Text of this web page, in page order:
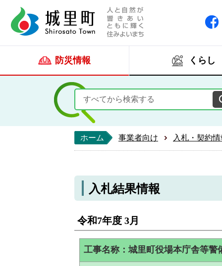
防災情報 くらし
ホーム 事業者向け 入札・契約
入札結果情報
令和7年度 3月
工事名称：城里町役場本庁舎等警